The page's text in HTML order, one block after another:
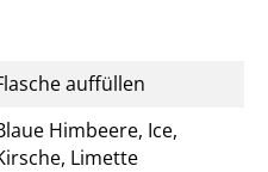
auffüllen
Himbeere, Ice,
Limette